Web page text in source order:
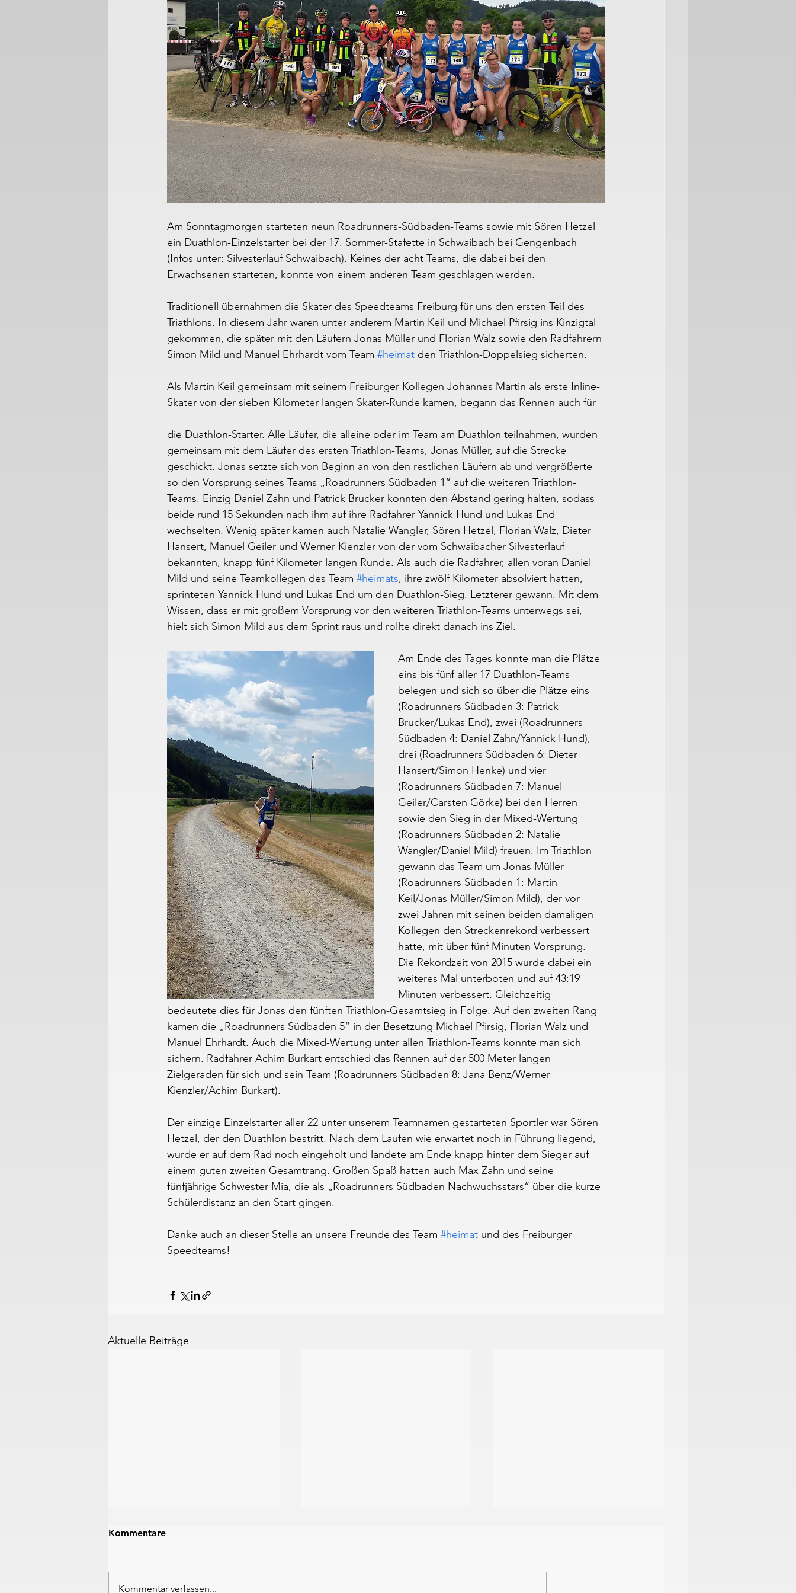
Am Sonntagmorgen starteten neun Roadrunners-Südbaden-Teams sowie mit Sören Hetzel
ein Duathlon-Einzelstarter bei der 17. Sommer-Stafette in Schwaibach bei Gengenbach
(Infos unter: Silvesterlauf Schwaibach). Keines der acht Teams, die dabei bei den
Erwachsenen starteten, konnte von einem anderen Team geschlagen werden.
Traditionell übernahmen die Skater des Speedteams Freiburg für uns den ersten Teil des
Triathlons. In diesem Jahr waren unter anderem Martin Keil und Michael Pfirsig ins Kinzigtal
gekommen, die später mit den Läufern Jonas Müller und Florian Walz sowie den Radfahrern
Simon Mild und Manuel Ehrhardt vom Team #heimat den Triathlon-Doppelsieg sicherten.
Als Martin Keil gemeinsam mit seinem Freiburger Kollegen Johannes Martin als erste Inline-
Skater von der sieben Kilometer langen Skater-Runde kamen, begann das Rennen auch für
die Duathlon-Starter. Alle Läufer, die alleine oder im Team am Duathlon teilnahmen, wurden
gemeinsam mit dem Läufer des ersten Triathlon-Teams, Jonas Müller, auf die Strecke
geschickt. Jonas setzte sich von Beginn an von den restlichen Läufern ab und vergrößerte
so den Vorsprung seines Teams „Roadrunners Südbaden 1“ auf die weiteren Triathlon-
Teams. Einzig Daniel Zahn und Patrick Brucker konnten den Abstand gering halten, sodass
beide rund 15 Sekunden nach ihm auf ihre Radfahrer Yannick Hund und Lukas End
wechselten. Wenig später kamen auch Natalie Wangler, Sören Hetzel, Florian Walz, Dieter
Hansert, Manuel Geiler und Werner Kienzler von der vom Schwaibacher Silvesterlauf
bekannten, knapp fünf Kilometer langen Runde. Als auch die Radfahrer, allen voran Daniel
Mild und seine Teamkollegen des Team #heimats, ihre zwölf Kilometer absolviert hatten,
sprinteten Yannick Hund und Lukas End um den Duathlon-Sieg. Letzterer gewann. Mit dem
Wissen, dass er mit großem Vorsprung vor den weiteren Triathlon-Teams unterwegs sei,
hielt sich Simon Mild aus dem Sprint raus und rollte direkt danach ins Ziel.
Am Ende des Tages konnte man die Plätze
eins bis fünf aller 17 Duathlon-Teams
belegen und sich so über die Plätze eins
(Roadrunners Südbaden 3: Patrick
Brucker/Lukas End), zwei (Roadrunners
Südbaden 4: Daniel Zahn/Yannick Hund),
drei (Roadrunners Südbaden 6: Dieter
Hansert/Simon Henke) und vier
(Roadrunners Südbaden 7: Manuel
Geiler/Carsten Görke) bei den Herren
sowie den Sieg in der Mixed-Wertung
(Roadrunners Südbaden 2: Natalie
Wangler/Daniel Mild) freuen. Im Triathlon
gewann das Team um Jonas Müller
(Roadrunners Südbaden 1: Martin
Keil/Jonas Müller/Simon Mild), der vor
zwei Jahren mit seinen beiden damaligen
Kollegen den Streckenrekord verbessert
hatte, mit über fünf Minuten Vorsprung.
Die Rekordzeit von 2015 wurde dabei ein
weiteres Mal unterboten und auf 43:19
Minuten verbessert. Gleichzeitig
bedeutete dies für Jonas den fünften Triathlon-Gesamtsieg in Folge. Auf den zweiten Rang
kamen die „Roadrunners Südbaden 5“ in der Besetzung Michael Pfirsig, Florian Walz und
Manuel Ehrhardt. Auch die Mixed-Wertung unter allen Triathlon-Teams konnte man sich
sichern. Radfahrer Achim Burkart entschied das Rennen auf der 500 Meter langen
Zielgeraden für sich und sein Team (Roadrunners Südbaden 8: Jana Benz/Werner
Kienzler/Achim Burkart).
Der einzige Einzelstarter aller 22 unter unserem Teamnamen gestarteten Sportler war Sören
Hetzel, der den Duathlon bestritt. Nach dem Laufen wie erwartet noch in Führung liegend,
wurde er auf dem Rad noch eingeholt und landete am Ende knapp hinter dem Sieger auf
einem guten zweiten Gesamtrang. Großen Spaß hatten auch Max Zahn und seine
fünfjährige Schwester Mia, die als „Roadrunners Südbaden Nachwuchsstars“ über die kurze
Schülerdistanz an den Start gingen.
Danke auch an dieser Stelle an unsere Freunde des Team #heimat und des Freiburger
Speedteams!
Aktuelle Beiträge
Kommentare
Kommentar verfassen...